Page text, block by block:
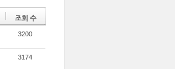
조회 수
3200
3174